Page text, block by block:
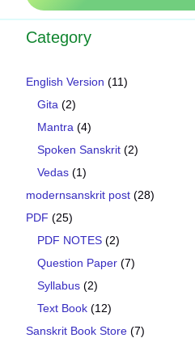
Category
English Version (11)
Gita (2)
Mantra (4)
Spoken Sanskrit (2)
Vedas (1)
modernsanskrit post (28)
PDF (25)
PDF NOTES (2)
Question Paper (7)
Syllabus (2)
Text Book (12)
Sanskrit Book Store (7)